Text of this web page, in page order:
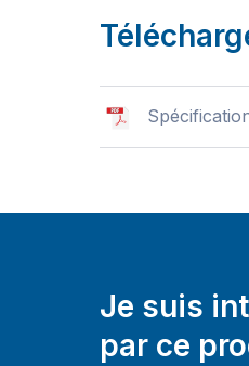
Je suis
par ce